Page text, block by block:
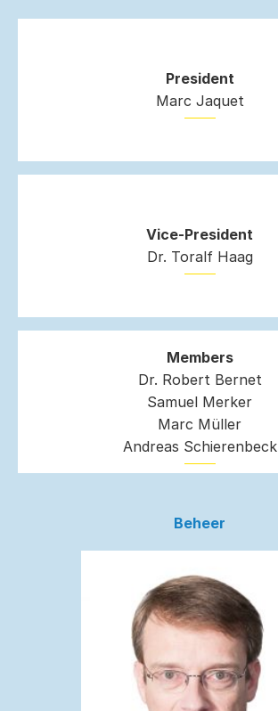
President
Marc Jaquet
Vice-President
Dr. Toralf Haag
Members
Dr. Robert Bernet
Samuel Merker
Marc Müller
Andreas Schierenbeck
Beheer